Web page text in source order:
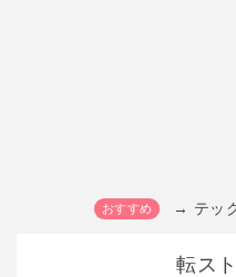
→ テッ
転ス